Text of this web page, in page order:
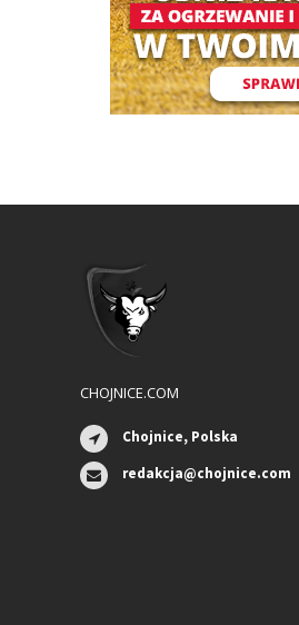
CHOJNICE.COM
Chojnice, Polska
redakcja@chojnice.com